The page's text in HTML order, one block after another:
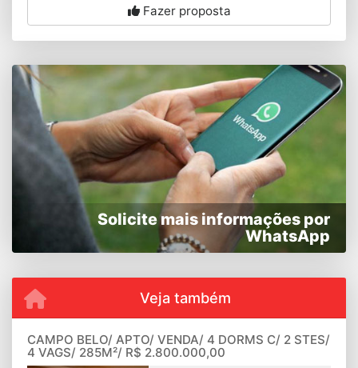
Fazer proposta
Solicite mais informações por
WhatsApp
Veja também
CAMPO BELO/ APTO/ VENDA/ 4 DORMS C/ 2 STES/
4 VAGS/ 285M²/ R$ 2.800.000,00